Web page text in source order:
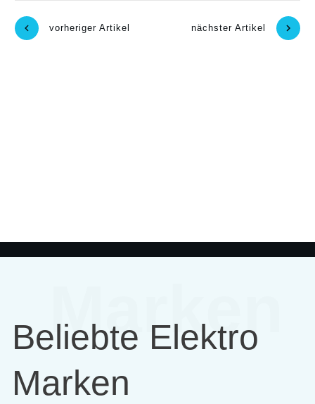
vorheriger Artikel nächster Artikel
Marken
Beliebte Elektro
Marken